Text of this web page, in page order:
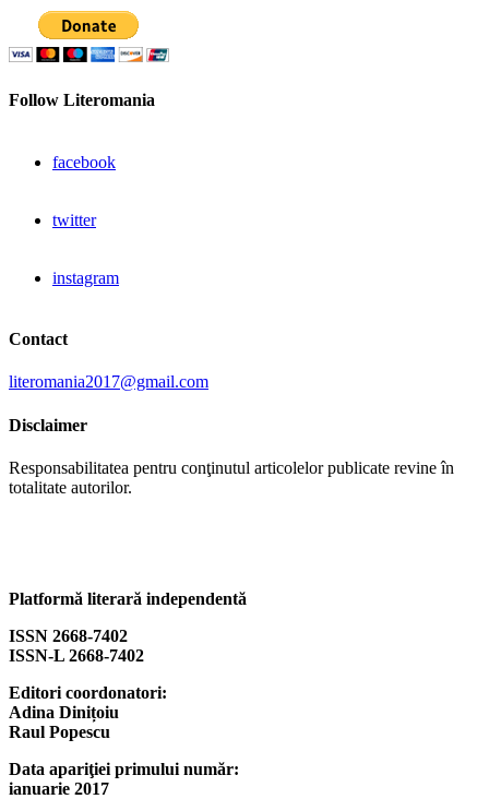
Follow Literomania
facebook
twitter
instagram
Contact
literomania2017@gmail.com
Disclaimer
Responsabilitatea pentru conţinutul articolelor publicate revine în
totalitate autorilor.
Platformă literară independentă
ISSN 2668-7402
ISSN-L 2668-7402
Editori coordonatori:
Adina Dinițoiu
Raul Popescu
Data apariţiei primului număr:
ianuarie 2017